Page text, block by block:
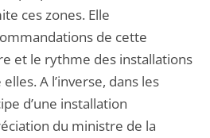
ces zones. Elle
de cette
et le rythme des installations
A l’inverse, dans les
d’une installation
du ministre de la